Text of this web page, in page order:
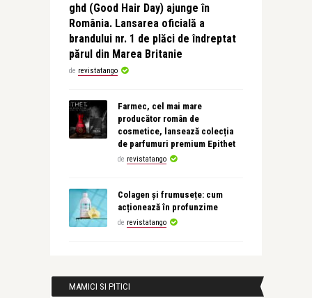
ghd (Good Hair Day) ajunge în
România. Lansarea oficială a
brandului nr. 1 de plăci de îndreptat
părul din Marea Britanie
de revistatango
Farmec, cel mai mare
producător român de
cosmetice, lansează colecția
de parfumuri premium Epithet
de revistatango
Colagen și frumusețe: cum
acționează în profunzime
de revistatango
MAMICI SI PITICI